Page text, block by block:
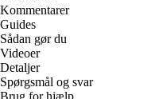
Kommentarer
Guides
Sådan gør du
Videoer
Detaljer
Spørgsmål og svar